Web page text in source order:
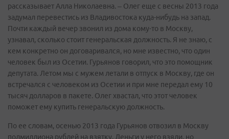
рассказывает Алла Николаевна. – Олег еще с весны 2013 года
задумал перевестись из Владивостока куда-нибудь на запад.
Почти каждый вечер звонил из дома кому-то в Москву,
узнавал, сколько стоит генеральская должность. Я не знаю, с
кем конкретно он договаривался, но мне известно, что один
человек был из Осетии. Гурьянов говорил, что это помощник
депутата. Летом мы с мужем летали в отпуск в Москву, где он
встречался с человеком из Осетии и при мне передал ему 10
тысяч долларов в пакете. Олег хвастал, что этот человек
поможет ему купить генеральскую должность.
По ее словам, осенью 2013 года Гурьянов отвозил в Москву
полмиллиона рублей на взятку. Деньги у него взяли, но